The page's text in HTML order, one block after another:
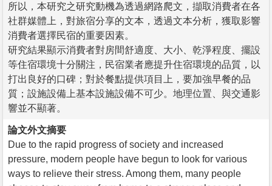
所以，本研究之研究動機為透過網路爬文，擷取消費者在各
社群媒體上，對旅宿分享的文本，透過文本分析，獲取影響
消費者選擇民宿的重要因素。
研究結果顯示消費者對房間舒適度、大小、乾淨程度、擺設
等住宿環境十分關注，民宿業者應提升住宿環境的品質，以
打出良好的口碑；對於餐點提供項目上，要加強早餐的品
質；設施設備上基本設施設備不可少。地理位置、與交通影
響並不顯著。
論文外文摘要
Due to the rapid progress of society and increased
pressure, modern people have begun to look for various
ways to relieve their stress. Among them, many people